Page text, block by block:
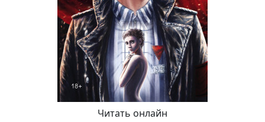
Читать онлайн